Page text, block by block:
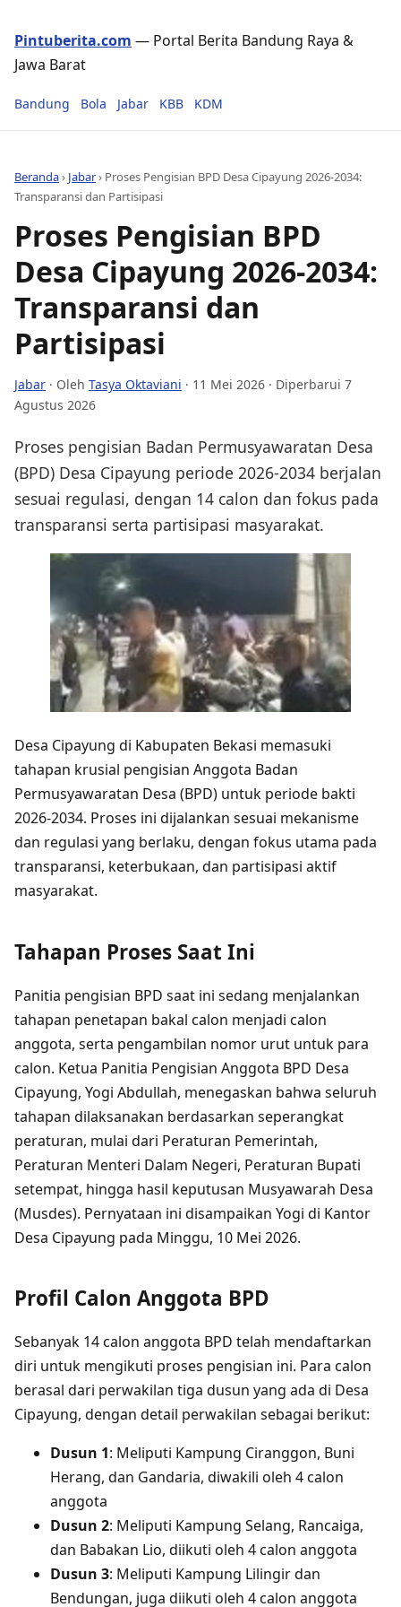
Pintuberita.com — Portal Berita Bandung Raya &
Jawa Barat
Bandung Bola Jabar KBB KDM
Beranda› Jabar› Proses Pengisian BPD Desa Cipayung 2026-2034:
Transparansi dan Partisipasi
Proses Pengisian BPD
Desa Cipayung 2026-2034:
Transparansi dan
Partisipasi
Jabar · Oleh Tasya Oktaviani · 11 Mei 2026 · Diperbarui 7
Agustus 2026
Proses pengisian Badan Permusyawaratan Desa
(BPD) Desa Cipayung periode 2026-2034 berjalan
sesuai regulasi, dengan 14 calon dan fokus pada
transparansi serta partisipasi masyarakat.
Desa Cipayung di Kabupaten Bekasi memasuki
tahapan krusial pengisian Anggota Badan
Permusyawaratan Desa (BPD) untuk periode bakti
2026-2034. Proses ini dijalankan sesuai mekanisme
dan regulasi yang berlaku, dengan fokus utama pada
transparansi, keterbukaan, dan partisipasi aktif
masyarakat.
Tahapan Proses Saat Ini
Panitia pengisian BPD saat ini sedang menjalankan
tahapan penetapan bakal calon menjadi calon
anggota, serta pengambilan nomor urut untuk para
calon. Ketua Panitia Pengisian Anggota BPD Desa
Cipayung, Yogi Abdullah, menegaskan bahwa seluruh
tahapan dilaksanakan berdasarkan seperangkat
peraturan, mulai dari Peraturan Pemerintah,
Peraturan Menteri Dalam Negeri, Peraturan Bupati
setempat, hingga hasil keputusan Musyawarah Desa
(Musdes). Pernyataan ini disampaikan Yogi di Kantor
Desa Cipayung pada Minggu, 10 Mei 2026.
Profil Calon Anggota BPD
Sebanyak 14 calon anggota BPD telah mendaftarkan
diri untuk mengikuti proses pengisian ini. Para calon
berasal dari perwakilan tiga dusun yang ada di Desa
Cipayung, dengan detail perwakilan sebagai berikut:
Dusun 1: Meliputi Kampung Ciranggon, Buni
Herang, dan Gandaria, diwakili oleh 4 calon
anggota
Dusun 2: Meliputi Kampung Selang, Rancaiga,
dan Babakan Lio, diikuti oleh 4 calon anggota
Dusun 3: Meliputi Kampung Lilingir dan
Bendungan, juga diikuti oleh 4 calon anggota